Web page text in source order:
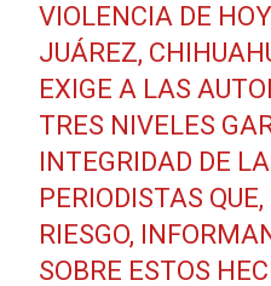
VIOLENCIA DE
JUÁREZ,
EXIGE A LAS
TRES NIVELES
INTEGRIDAD DE
PERIODISTAS
RIESGO,
SOBRE ESTOS